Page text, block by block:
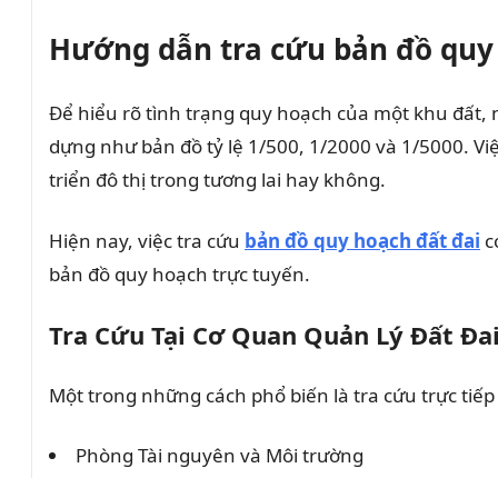
Hướng dẫn tra cứu bản đồ
Để hiểu rõ tình trạng quy hoạch của một khu đất,
dựng như bản đồ tỷ lệ 1/500, 1/2000 và 1/5000.
triển đô thị trong tương lai hay không.
Hiện nay, việc tra cứu bản đồ quy hoạch đất đai
bản đồ quy hoạch trực tuyến.
Tra Cứu Tại Cơ Quan Quản Lý Đất
Một trong những cách phổ biến là tra cứu trực
Phòng Tài nguyên và Môi trường